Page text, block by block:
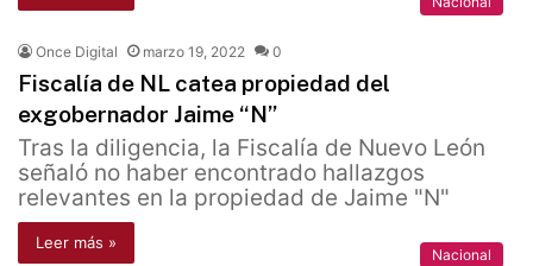
Once Digital marzo 19, 2022 0
Fiscalía de NL catea propiedad del
exgobernador Jaime “N”
Tras la diligencia, la Fiscalía de Nuevo León
señaló no haber encontrado hallazgos
relevantes en la propiedad de Jaime "N"
Leer más »
Nacional